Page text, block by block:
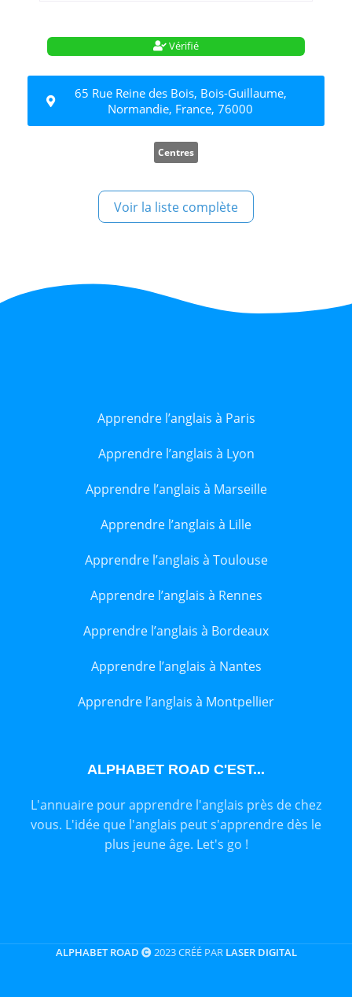
Vérifié
65 Rue Reine des Bois, Bois-Guillaume,
Normandie, France, 76000
Centres
Voir la liste complète
Apprendre l’anglais à Paris
Apprendre l’anglais à Lyon
Apprendre l’anglais à Marseille
Apprendre l’anglais à Lille
Apprendre l’anglais à Toulouse
Apprendre l’anglais à Rennes
Apprendre l’anglais à Bordeaux
Apprendre l’anglais à Nantes
Apprendre l’anglais à Montpellier
ALPHABET ROAD C'EST...
L'annuaire pour apprendre l'anglais près de chez
vous. L'idée que l'anglais peut s'apprendre dès le
plus jeune âge. Let's go !
ALPHABET ROAD 2023 CRÉÉ PAR LASER DIGITAL